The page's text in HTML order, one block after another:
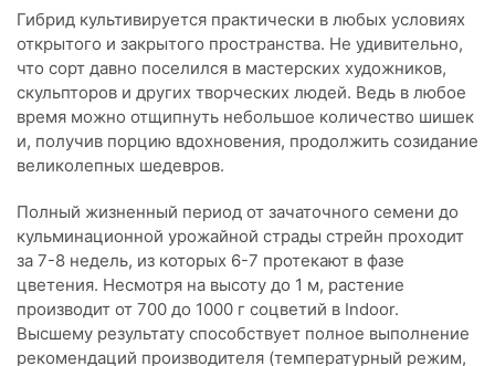
Гибрид культивируется практически в любых условиях
открытого и закрытого пространства. Не удивительно,
что сорт давно поселился в мастерских художников,
скульпторов и других творческих людей. Ведь в любое
время можно отщипнуть небольшое количество шишек
и, получив порцию вдохновения, продолжить созидание
великолепных шедевров.
Полный жизненный период от зачаточного семени до
кульминационной урожайной страды стрейн проходит
за 7-8 недель, из которых 6-7 протекают в фазе
цветения. Несмотря на высоту до 1 м, растение
производит от 700 до 1000 г соцветий в Indoor.
Высшему результату способствует полное выполнение
рекомендаций производителя (температурный режим,